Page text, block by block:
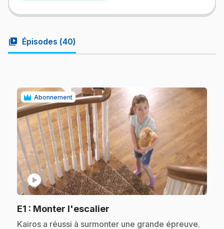
video_library Épisodes (40)
Abonnement
play_circle
E1 : Monter l'escalier
.Kairos a réussi à surmonter une grande épreuve.